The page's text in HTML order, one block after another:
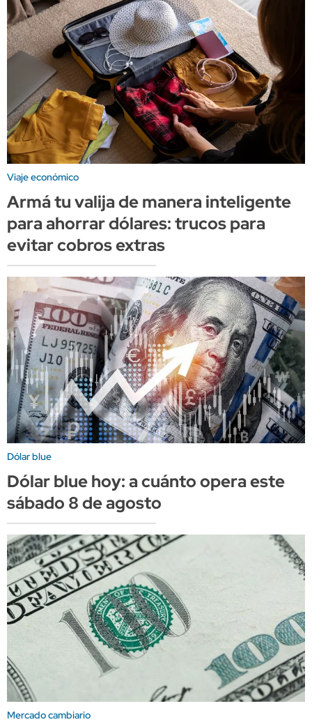
Viaje económico
Armá tu valija de manera inteligente
para ahorrar dólares: trucos para
evitar cobros extras
Dólar blue
Dólar blue hoy: a cuánto opera este
sábado 8 de agosto
Mercado cambiario